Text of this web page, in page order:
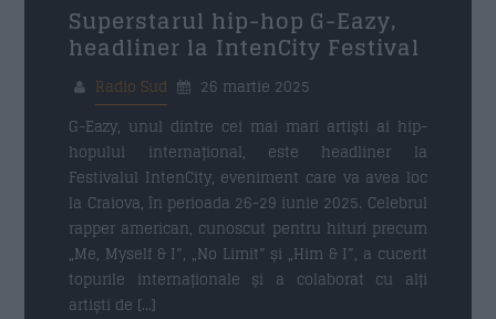
Superstarul hip-hop G-Eazy,
headliner la IntenCity Festival
Radio Sud
26 martie 2025
G-Eazy, unul dintre cei mai mari artiști ai hip-
hopului internațional, este headliner la
Festivalul IntenCity, eveniment care va avea loc
la Craiova, în perioada 26-29 iunie 2025. Celebrul
rapper american, cunoscut pentru hituri precum
„Me, Myself & I”, „No Limit” și „Him & I”, a cucerit
topurile internaționale și a colaborat cu alți
artiști de […]